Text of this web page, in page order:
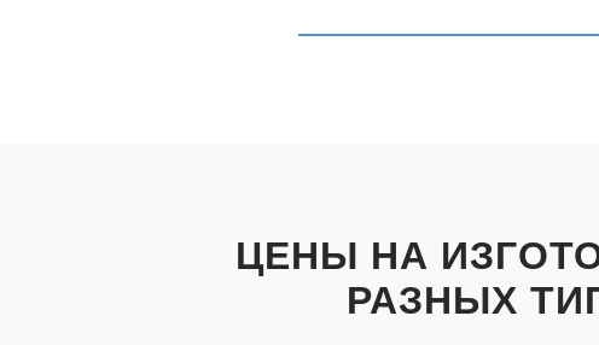
ЦЕНЫ НА
РАЗНЫХ